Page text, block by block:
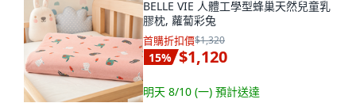
BELLE VIE 人體工學型蜂巢天然兒童乳
膠枕, 蘿蔔彩兔
首購折扣價$1,320
15% $1,120
明天 8/10 (一) 預計送達